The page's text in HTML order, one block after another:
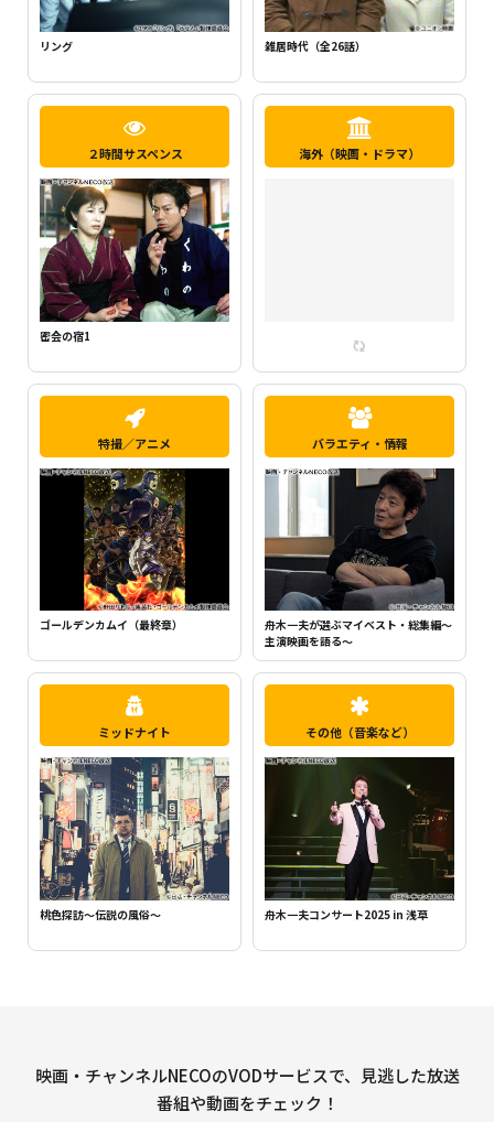
らせん
新・ミナミの帝王1（千原ジュニア主
２時間サスペンス
密会の宿2
海外（映画・ドラマ）
特撮／アニメ
ちいかわ（シーズン1）（全120話）
バラエティ・情報
町中華で飲ろうぜ
ミッドナイト
桃色探訪～伝説の風俗～
その他（音楽など）
舟木一夫コンサート2025 in 浅草
映画・チャンネルNECOのVODサービスで、見逃した放送
番組や動画をチェック！